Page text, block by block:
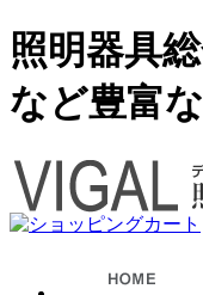
照明器具
など豊富